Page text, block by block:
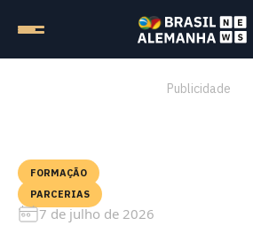
Publicidade
FORMAÇÃO
PARCERIAS
7 de julho de 2026